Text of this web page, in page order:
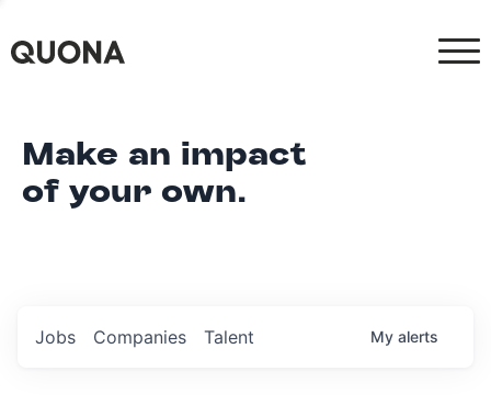
Make an impact
of your own.
Jobs Companies Talent My alerts